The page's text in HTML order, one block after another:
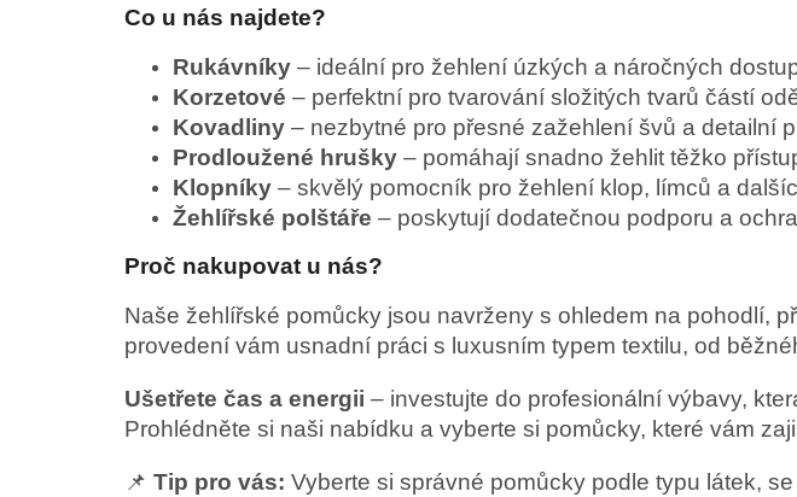
Co u nás najdete?
Rukávníky – ideální pro žehlení úzkých a náročných
Korzetové – perfektní pro tvarování složitých tvarů částí
Kovadliny – nezbytné pro přesné zažehlení švů a detailní
Prodloužené hrušky – pomáhají snadno žehlit těžko
Klopníky – skvělý pomocník pro žehlení klop, límců a
Žehlířské polštáře – poskytují dodatečnou podporu a
Proč nakupovat u nás?
Naše žehlířské pomůcky jsou navrženy s ohledem na pohodlí,
provedení vám usnadní práci s luxusním typem textilu, od
Ušetřete čas a energii – investujte do profesionální výbavy,
Prohlédněte si naši nabídku a vyberte si pomůcky, které vám
📌 Tip pro vás: Vyberte si správné pomůcky podle typu látek,